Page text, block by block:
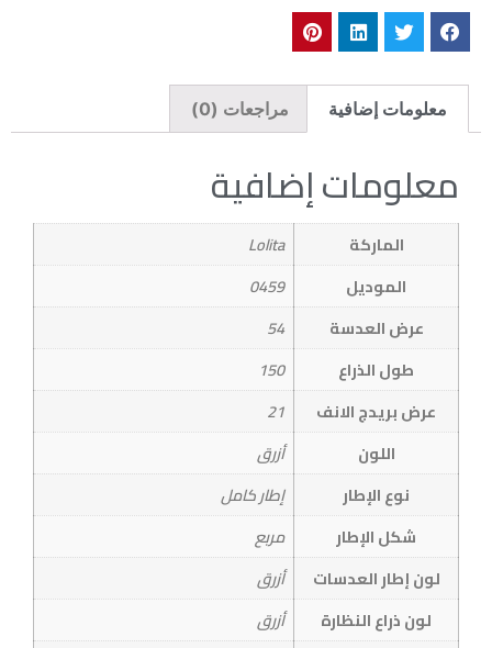
معلومات إضافية مراجعات (0)
معلومات إضافية
الماركة
Lolita
الموديل
0459
عرض العدسة
54
طول الذراع
150
عرض بريدج الانف
21
اللون
أزرق
نوع الإطار
إطار كامل
شكل الإطار
مربع
لون إطار العدسات
أزرق
لون ذراع النظارة
أزرق